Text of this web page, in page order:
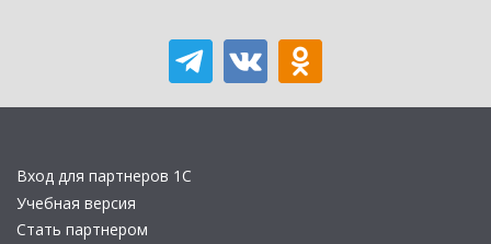
Вход для партнеров 1С
Учебная версия
Стать партнером